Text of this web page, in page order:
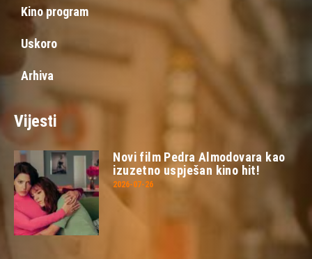
Kino program
Uskoro
Arhiva
Vijesti
Novi film Pedra Almodovara kao
izuzetno uspješan kino hit!
2026-07-26